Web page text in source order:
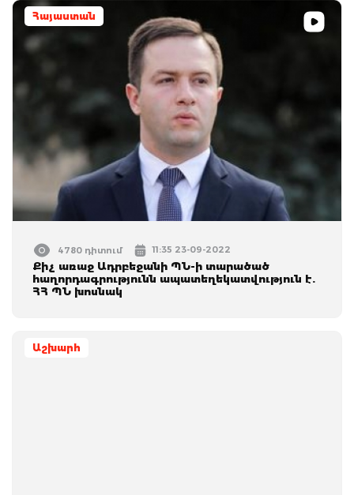
Հայաստան
4780 դիտում 11:35 23-09-2022
Քիչ առաջ Ադրբեջանի ՊՆ-ի տարածած
հաղորդագրությունն ապատեղեկատվություն է.
ՀՀ ՊՆ խոսնակ
Աշխարհ